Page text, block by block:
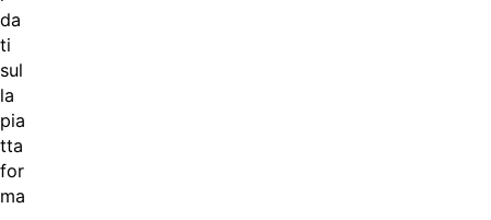
da
ti
sul
la
pia
tta
for
ma